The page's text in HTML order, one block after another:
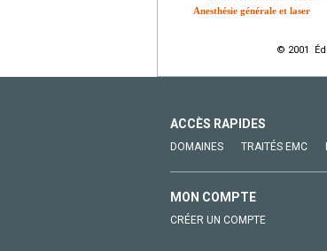
Anesthésie générale et laser
© 2001
ACCÈS RAPIDES
DOMAINES TRAITÉS EMC
MON COMPTE
CRÉER UN COMPTE